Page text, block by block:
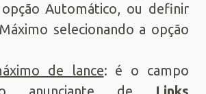
Automático, ou definir
selecionando a opção
de lance: é o campo